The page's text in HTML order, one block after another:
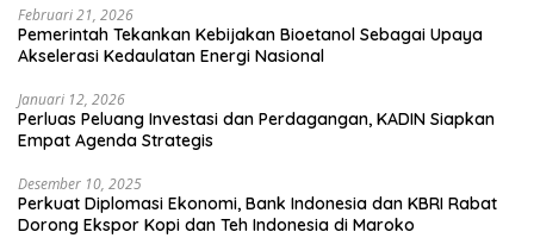
Februari 21, 2026
Pemerintah Tekankan Kebijakan Bioetanol Sebagai Upaya
Akselerasi Kedaulatan Energi Nasional
Januari 12, 2026
Perluas Peluang Investasi dan Perdagangan, KADIN Siapkan
Empat Agenda Strategis
Desember 10, 2025
Perkuat Diplomasi Ekonomi, Bank Indonesia dan KBRI Rabat
Dorong Ekspor Kopi dan Teh Indonesia di Maroko